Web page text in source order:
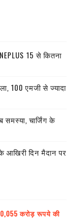
15 से कितना
100 एमजी से ज्यादा
समस्या, चार्जिंग के
दिन मैदान पर
करोड़ रूपये की